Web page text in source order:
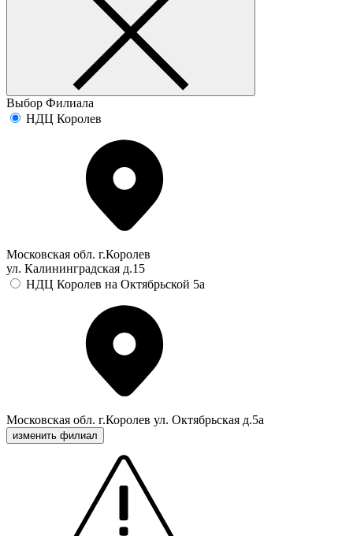
Выбор Филиала
НДЦ Королев
Московская обл. г.Королев
ул. Калининградская д.15
НДЦ Королев на Октябрьской 5а
Московская обл. г.Королев ул. Октябрьская д.5а
изменить филиал